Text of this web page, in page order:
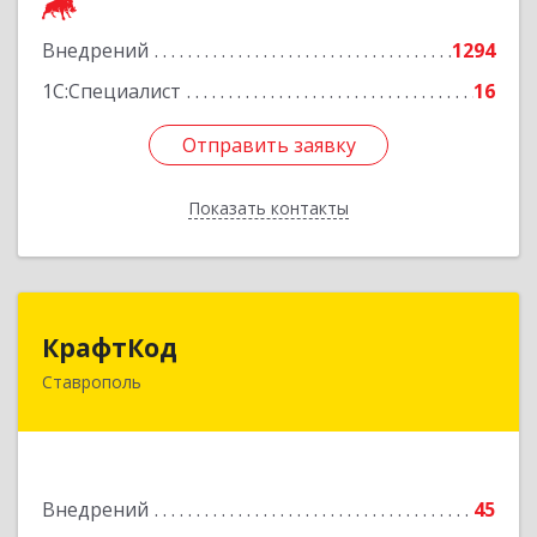
Внедрений
1294
1С:Специалист
16
Отправить заявку
Показать контакты
Отправить заявку
Назад
КрафтКод
Ставрополь
Внедрений
45
355037, Ставропольский край, Ставрополь г,